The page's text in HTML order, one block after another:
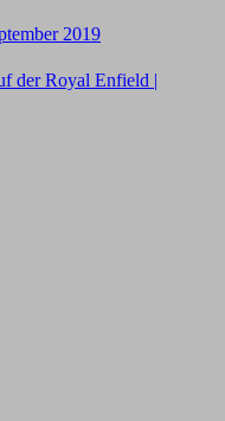
2019
der Royal Enfield |